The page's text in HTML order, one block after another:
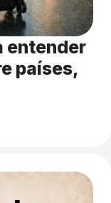
entender
países,